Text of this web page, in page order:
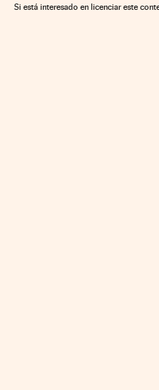
Si está interesado en licenciar este